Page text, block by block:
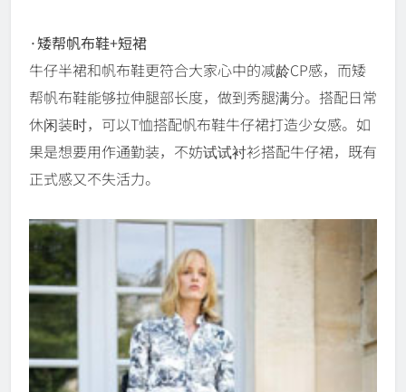
·矮帮帆布鞋+短裙
牛仔半裙和帆布鞋更符合大家心中的减龄CP感，而矮
帮帆布鞋能够拉伸腿部长度，做到秀腿满分。搭配日常
休闲装时，可以T恤搭配帆布鞋牛仔裙打造少女感。如
果是想要用作通勤装，不妨试试衬衫搭配牛仔裙，既有
正式感又不失活力。